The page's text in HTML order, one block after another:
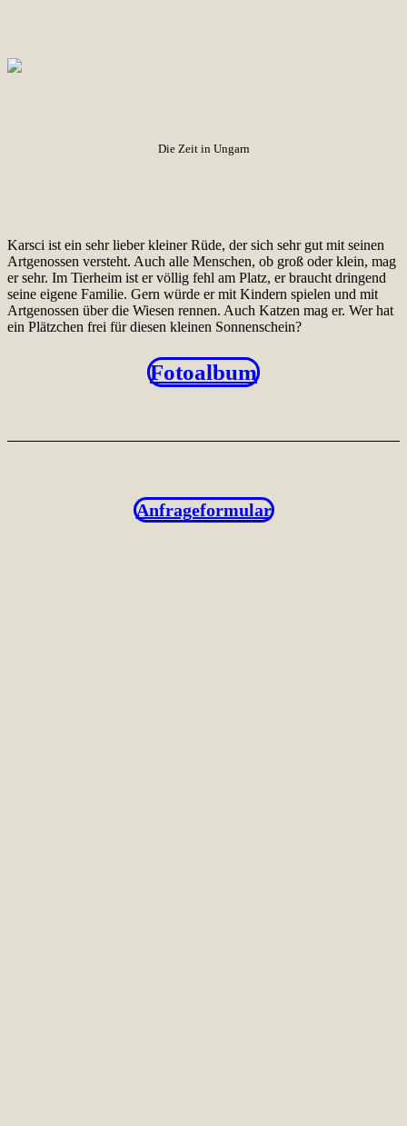
Die Zeit in Ungarn
Karsci ist ein sehr lieber kleiner Rüde, der sich sehr gut mit seinen
Artgenossen versteht. Auch alle Menschen, ob groß oder klein, mag
er sehr. Im Tierheim ist er völlig fehl am Platz, er braucht dringend
seine eigene Familie. Gern würde er mit Kindern spielen und mit
Artgenossen über die Wiesen rennen. Auch Katzen mag er. Wer hat
ein Plätzchen frei für diesen kleinen Sonnenschein?
Fotoalbum
Anfrageformular